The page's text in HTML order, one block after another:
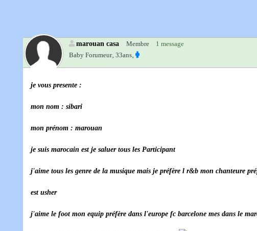
marouan casa Membre
1 message
Baby Forumeur‚ 33ans‚
je vous presente :
mon nom : sibari
mon prénom : marouan
je suis marocain est je saluer tous les Participant
j'aime tous les genre de la musique mais je préfère l r&b mon chanteure
est usher
j'aime le foot mon equip préfère dans l'europe fc barcelone mes dans le